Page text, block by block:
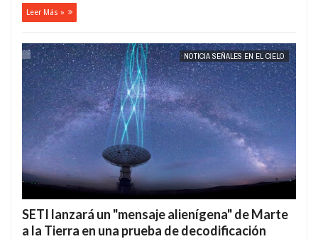
Leer Más »
NOTICIA SEÑALES EN EL CIELO
SETI lanzará un "mensaje alienígena" de Marte
a la Tierra en una prueba de decodificación